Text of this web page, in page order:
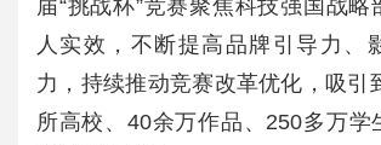
届“挑战杯”竞赛聚焦科技强国战
人实效，不断提高品牌引导力、
力，持续推动竞赛改革优化，吸引
所高校、40余万作品、250多万学